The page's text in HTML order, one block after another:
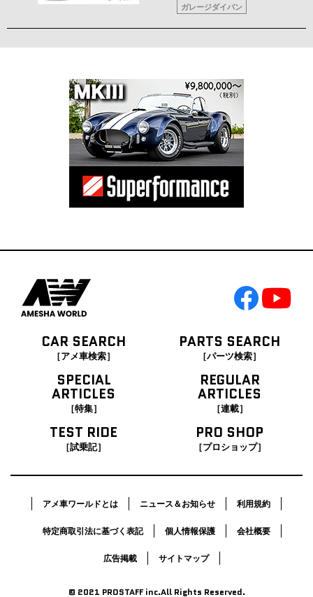
ガレージダイバン
CAR SEARCH
［アメ車検索］
PARTS SEARCH
［パーツ検索］
SPECIAL
ARTICLES
［特集］
REGULAR
ARTICLES
［連載］
TEST RIDE
［試乗記］
PRO SHOP
［プロショップ］
アメ車ワールドとは ニュース＆お知らせ 利用規約
特定商取引法に基づく表記 個人情報保護 会社概要
広告掲載 サイトマップ
© 2021 PROSTAFF inc.All Rights Reserved.